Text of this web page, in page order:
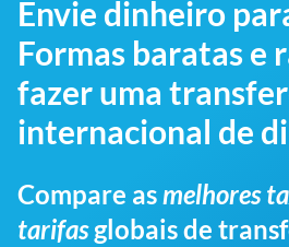
Envie dinheiro
Formas baratas e
fazer uma
internacional de
Compare asmelhores
tarifasglobais de